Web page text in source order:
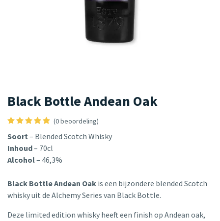
Black Bottle Andean Oak
(0 beoordeling)
Soort– Blended Scotch Whisky
Inhoud– 70cl
Alcohol– 46,3%
Black Bottle Andean Oak is een bijzondere blended Scotch
whisky uit de Alchemy Series van Black Bottle.
Deze limited edition whisky heeft een finish op Andean oak,